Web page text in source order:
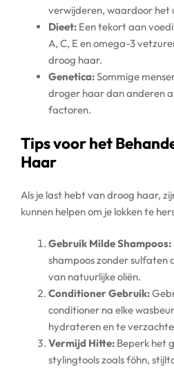
verwijderen, waardoor het
Dieet: Een tekort aan
A, C, E en omega-3
droog haar.
Genetica:Sommige
droger haar dan anderen
factoren.
Tips voor het
Haar
Als je last hebt van droog haar,
kunnen helpen om je lokken te
Gebruik Milde Shampoos:
shampoos zonder sulfaten
van natuurlijke oliën.
Conditioner Gebruik:
conditioner na elke
hydrateren en te
Vermijd Hitte: Beperk het
stylingtools zoals föhn,